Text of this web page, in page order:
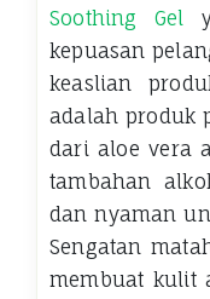
Soothing Gel
kepuasan
keaslian
adalah produk
dari aloe vera
tambahan
dan nyaman
Sengatan
membuat kulit